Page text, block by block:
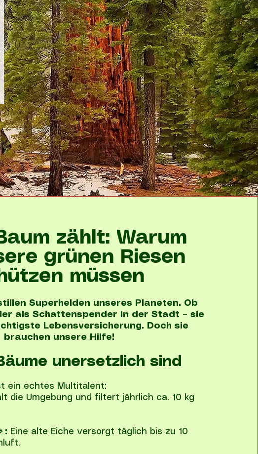
zählt: Warum
grünen Riesen
müssen
Superhelden unseres Planeten. Ob
als Schattenspender in der Stadt – sie
Lebensversicherung. Doch sie
brauchen unsere Hilfe!
unersetzlich sind
ein echtes Multitalent:
die Umgebung und filtert jährlich ca. 10 kg
: Eine alte Eiche versorgt täglich bis zu 10